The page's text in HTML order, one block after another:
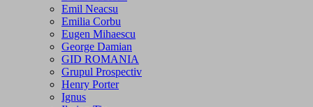
Emil Neacsu
Emilia Corbu
Eugen Mihaescu
George Damian
GID ROMANIA
Grupul Prospectiv
Henry Porter
Ignus